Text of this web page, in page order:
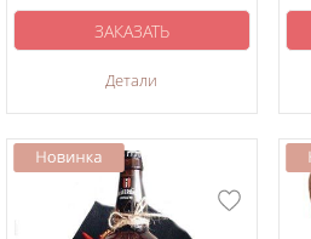
Детали
ЗАКАЗАТЬ